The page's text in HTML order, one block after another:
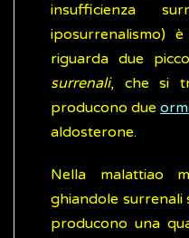
insufficienza
iposurrenalismo)
riguarda due
surrenali, che si
producono due
aldosterone.
Nella malattiao
ghiandole surrenali
producono una